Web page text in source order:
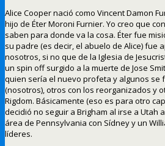
Alice Cooper nació como Vincent Damon
hijo de Éter Moroni Furnier. Yo creo que
saben para donde va la cosa. Éter fue
su padre (es decir, el abuelo de Alice) fue
nosotros, si no que de la Iglesia de
un spin off surgido a la muerte de Jose
quien sería el nuevo profeta y algunos se
(nosotros), otros con los reorganizados y
Rigdom. Básicamente (eso es para otro
decidió no seguir a Brigham al irse a Utah
área de Pennsylvania con Sídney y un
líderes.